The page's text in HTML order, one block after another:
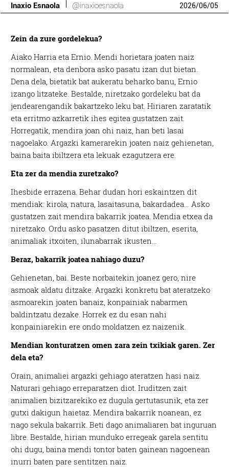
Inaxio Esnaola @inaxioesnaola 2026/06/05
Zein da zure gordelekua?
Aiako Harria eta Ernio. Mendi horietara joaten naiz
normalean, eta denbora asko pasatu izan dut bietan.
Dena dela, bietatik bat aukeratu beharko banu, Ernio
izango litzateke. Bestalde, niretzako gordeleku bat da
jendearengandik bakartzeko leku bat. Hiriaren zaratatik
eta erritmo azkarretik ihes egitea gustatzen zait.
Horregatik, mendira joan ohi naiz, han beti lasai
nagoelako. Argazki kamerarekin joaten naiz gehienetan,
baina baita ibiltzera eta lekuak ezagutzera ere.
Eta zer da mendia zuretzako?
Ihesbide errazena. Behar dudan hori eskaintzen dit
mendiak: kirola, natura, lasaitasuna, bakardadea… Asko
gustatzen zait mendira bakarrik joatea. Mendia etxea da
niretzako. Ordu asko pasatzen ditut ibiltzen, eserita,
animaliak itxoiten, ilunabarrak ikusten…
Beraz, bakarrik joatea nahiago duzu?
Gehienetan, bai. Beste norbaitekin joanez gero, nire
asmoak aldatu ditzake. Argazki konkretu bat ateratzeko
asmoarekin joaten banaiz, konpainiak nabarmen
baldintzatu dezake. Horrek ez du esan nahi
konpainiarekin ere ondo moldatzen ez naizenik.
Mendian konturatzen omen zara zein txikiak garen. Zer
dela eta?
Orain, animaliei argazki gehiago ateratzen hasi naiz.
Naturari gehiago erreparatzen diot. Iruditzen zait
animalien bizitzarekiko ez dugula gertutasunik, eta zer
gutxi dakigun haietaz. Mendira bakarrik noanean, ez
nago sekula bakarrik. Beti dago animaliaren bat inguruan
libre. Bestalde, hirian munduko erregeak garela sentitu
ohi dugu, baina mendi tontor baten gainean nagoenean
inurri baten pare sentitzen naiz.